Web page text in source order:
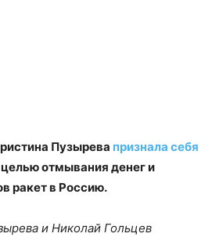
Пузырева признала себя
отмывания денег и
ракет в Россию.
и Николай Гольцев